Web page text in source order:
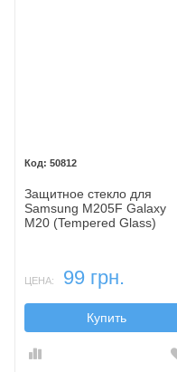
50812
Защитное стекло для
Samsung M205F Galaxy
M20 (Tempered Glass)
ЦЕНА: 99 грн.
Купить